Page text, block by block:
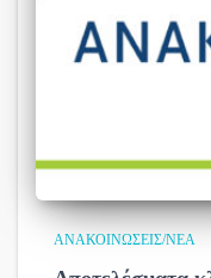
ΑΝΑΚΟΙΝΏΣΕΙΣ/ΝΈΑ